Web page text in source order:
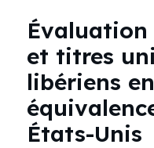
Évaluation
et titres
libériens
États-Unis